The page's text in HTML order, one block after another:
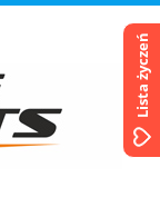
Lista życzeń